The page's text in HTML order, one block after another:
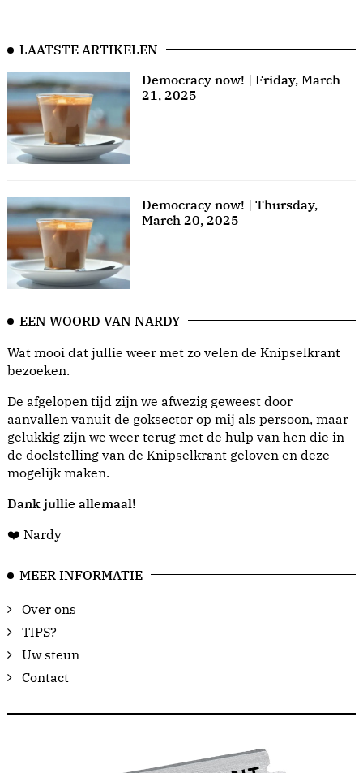
LAATSTE ARTIKELEN
Democracy now! | Friday, March
21, 2025
Democracy now! | Thursday,
March 20, 2025
EEN WOORD VAN NARDY
Wat mooi dat jullie weer met zo velen de Knipselkrant
bezoeken.
De afgelopen tijd zijn we afwezig geweest door
aanvallen vanuit de goksector op mij als persoon, maar
gelukkig zijn we weer terug met de hulp van hen die in
de doelstelling van de Knipselkrant geloven en deze
mogelijk maken.
Dank jullie allemaal!
❤️ Nardy
MEER INFORMATIE
Over ons
TIPS?
Uw steun
Contact